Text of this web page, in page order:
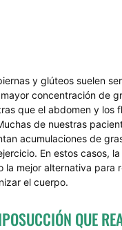
y glúteos suelen
concentración de
que el abdomen y los
de nuestras
acumulaciones de
En estos casos,
la mejor alternativa para
el cuerpo.
QUE